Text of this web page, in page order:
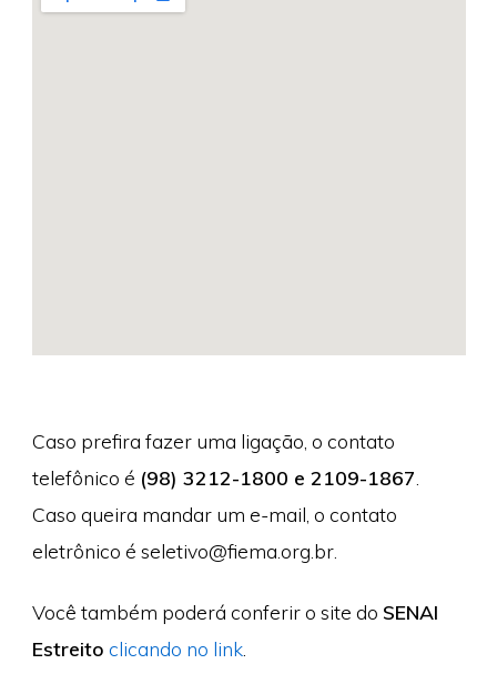
Caso prefira fazer uma ligação, o contato
telefônico é (98) 3212-1800 e 2109-1867
Caso queira mandar um e-mail, o contato
eletrônico é seletivo@fiema.org.br.
Você também poderá conferir o site do SENAI
Estreito clicando no link.